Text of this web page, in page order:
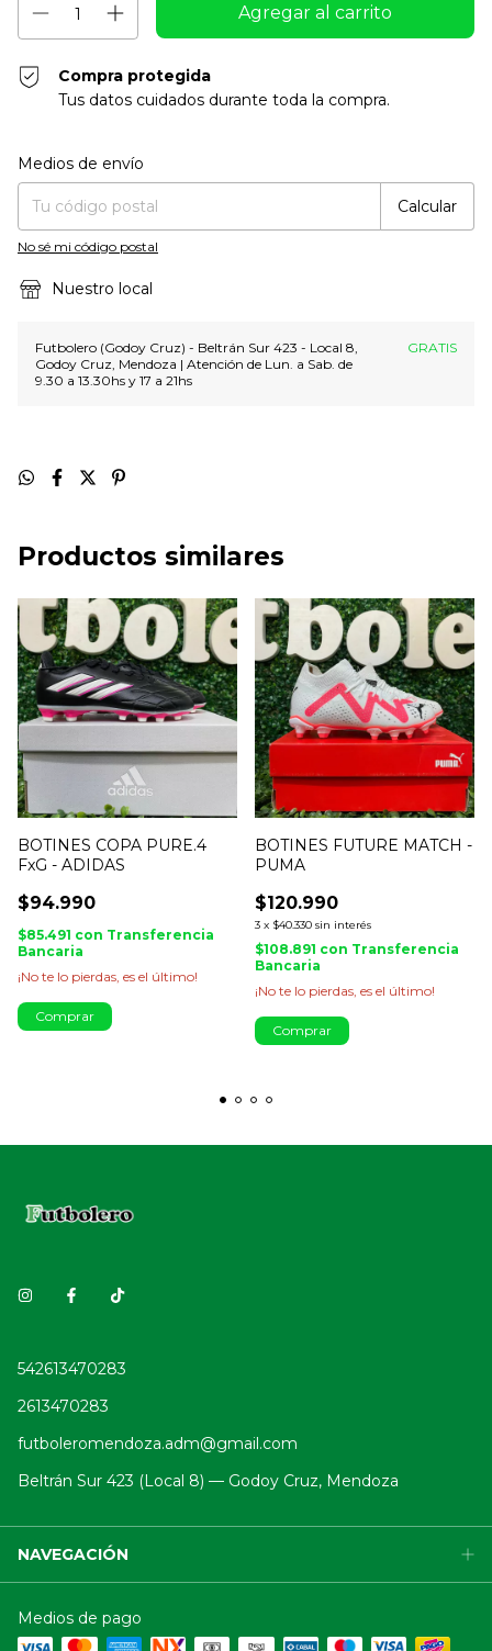
Compra protegida
Tus datos cuidados durante toda la compra.
Entregas para el CP:
Medios de envío
Calcular
No sé mi código postal
Nuestro local
Futbolero (Godoy Cruz) - Beltrán Sur 423 - Local 8,
Godoy Cruz, Mendoza | Atención de Lun. a Sab. de
9.30 a 13.30hs y 17 a 21hs
GRATIS
Productos similares
BOTINES COPA PURE.4
FxG - ADIDAS
$94.990
$85.491 con Transferencia
Bancaria
¡No te lo pierdas, es el último!
Comprar
BOTINES FUTURE MATCH -
PUMA
$120.990
3 x $40.330 sin interés
$108.891 con Transferencia
Bancaria
¡No te lo pierdas, es el último!
Comprar
542613470283
2613470283
futboleromendoza.adm@gmail.com
Beltrán Sur 423 (Local 8) — Godoy Cruz, Mendoza
NAVEGACIÓN
Medios de pago